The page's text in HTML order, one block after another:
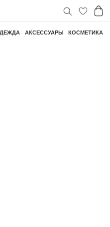
ОТ 30 000 РУБЛЕЙ
КОСМЕТИКА